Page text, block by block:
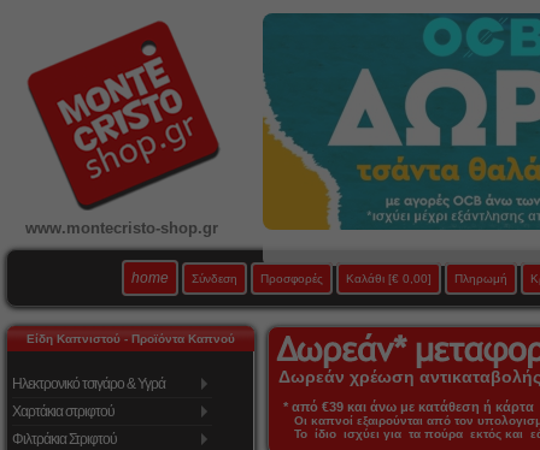
www.montecristo-shop.gr
home Σύνδεση Προσφορές Καλάθι [€ 0,00] Πληρωμή
Είδη Καπνιστού - Προϊόντα Καπνού
Ηλεκτρονικό τσιγάρο & Υγρά
Χαρτάκια στριφτού
Φιλτράκια Στριφτού
Δωρεάν χρέωση
* από €39 και άνω με κατάθεση ή
Οι καπνοί εξαιρούνται από τον
Το ίδιο ισχύει για τα πούρα εκτός και